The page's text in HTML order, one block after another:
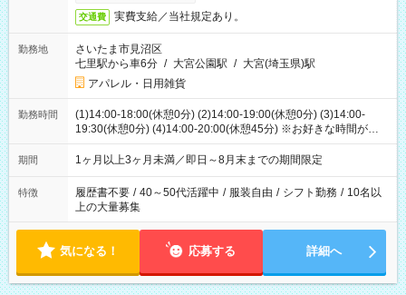
交通費 実費支給／当社規定あり。
勤務地
さいたま市見沼区
七里駅から車6分 / 大宮公園駅 / 大宮(埼玉県)駅
アパレル・日用雑貨
勤務時間
(1)14:00-18:00(休憩0分) (2)14:00-19:00(休憩0分) (3)14:00-
19:30(休憩0分) (4)14:00-20:00(休憩45分) ※お好きな時間が選べ
ます
期間 1ヶ月以上3ヶ月未満／即日～8月末までの期間限定
特徴 履歴書不要 / 40～50代活躍中 / 服装自由 / シフト勤務 / 10名以
上の大量募集
気になる！ 応募する 詳細へ